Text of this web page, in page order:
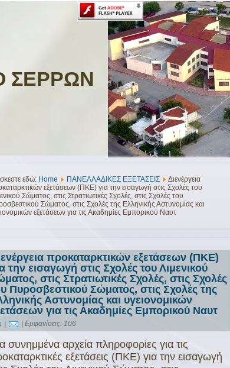
ΣΕΡΡΩΝ
εδώ: Home ΠΑΝΕΛΛΑΔΙΚΕΣ ΕΞΕΤΑΣΕΙΣ
Διενέργεια
εξετάσεων (ΠΚΕ) για την εισαγωγή στις Σχολές του
Σώματος, στις Στρατιωτικές Σχολές, στις Σχολές του
Σώματος, στις Σχολές της Ελληνικής Αστυνομίας και
εξετάσεων για τις Ακαδημίες Εμπορικού Ναυτ
προκαταρκτικών εξετάσεων (ΠΚΕ)
την εισαγωγή στις Σχολές του Λιμενικού
στις Στρατιωτικές Σχολές, στις Σχολές
Πυροσβεστικού Σώματος, στις Σχολές της
Αστυνομίας και υγειονομικών
για τις Ακαδημίες Εμπορικού Ναυτ
| Εμφανίσεις: 106
συνημμένα αρχεία πληροφορίες για τις
εξετάσεις (ΠΚΕ) για την εισαγωγή